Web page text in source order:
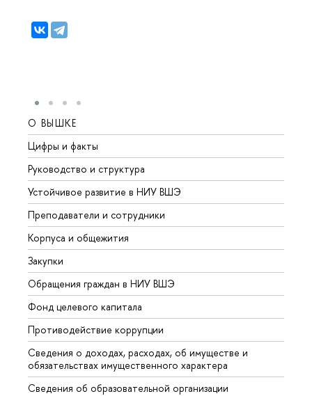
О ВЫШКЕ
Цифры и факты
Руководство и структура
Устойчивое развитие в НИУ ВШЭ
Преподаватели и сотрудники
Корпуса и общежития
Закупки
Обращения граждан в НИУ ВШЭ
Фонд целевого капитала
Противодействие коррупции
Сведения о доходах, расходах, об имуществе и
обязательствах имущественного характера
Сведения об образовательной организации